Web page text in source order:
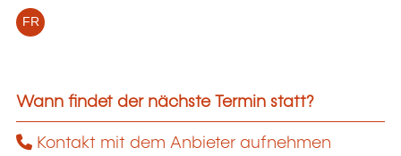
FR
Wann findet der nächste Termin statt?
Kontakt mit dem Anbieter aufnehmen